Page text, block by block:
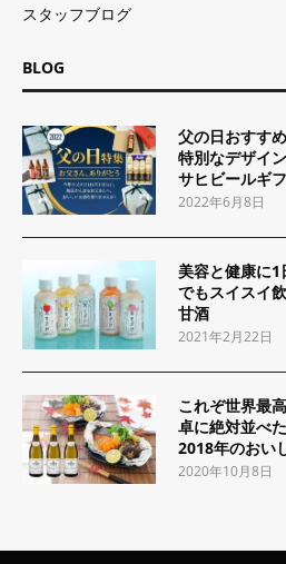
スタッフブログ
BLOG
父の日おすす
特別なデザイ
サヒビールギ
2022年6月8日
美容と健康に
でもスイスイ
甘酒
2021年2月22日
これぞ世界最
卓に絶対並べ
2018年のおい
2020年10月8日